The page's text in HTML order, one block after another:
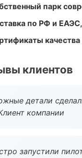
парк
по РФ и ЕАЭС,
качества
клиентов
детали
компании
запустили